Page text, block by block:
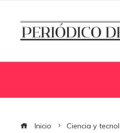
Inicio
Ciencia y